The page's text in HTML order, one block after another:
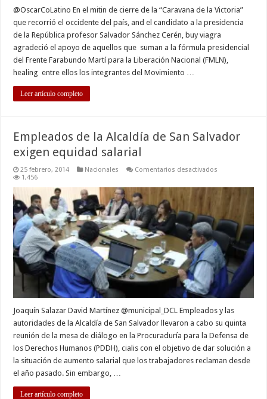
@OscarCoLatino En el mitin de cierre de la “Caravana de la Victoria”
que recorrió el occidente del país, and el candidato a la presidencia
de la República profesor Salvador Sánchez Cerén, buy viagra
agradeció el apoyo de aquellos que suman a la fórmula presidencial
del Frente Farabundo Martí para la Liberación Nacional (FMLN),
healing entre ellos los integrantes del Movimiento …
Leer artículo completo
Empleados de la Alcaldía de San Salvador
exigen equidad salarial
25 febrero, 2014 Nacionales Comentarios desactivados
Alcaldía
San
Salvador
exigen
equidad
salarial
1,456
Joaquín Salazar David Martínez @municipal_DCL Empleados y las
autoridades de la Alcaldía de San Salvador llevaron a cabo su quinta
reunión de la mesa de diálogo en la Procuraduría para la Defensa de
los Derechos Humanos (PDDH), cialis con el objetivo de dar solución a
la situación de aumento salarial que los trabajadores reclaman desde
el año pasado. Sin embargo, …
Leer artículo completo